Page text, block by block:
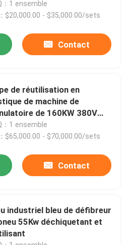
185kW
：1 ensemble
$20,000.00 - $35,000.00/sets
Contact
de réutilisation en
de machine de
de 160KW 380V
double
：1 ensemble
$65,000.00 - $70,000.00/sets
Contact
industriel bleu de défibreur
55Kw déchiquetant et